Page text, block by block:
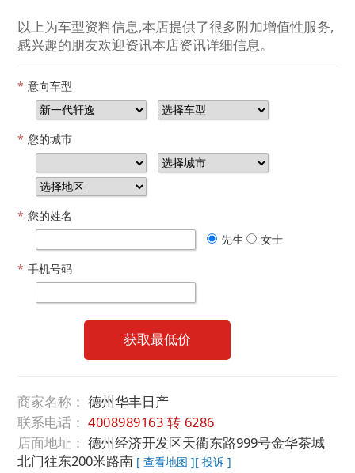
以上为车型资料信息,本店提供了很多附加增值性服务,
感兴趣的朋友欢迎资讯本店资讯详细信息。
* 意向车型
* 您的城市
* 您的姓名
先生
女士
* 手机号码
获取最低价
商家名称： 德州华丰日产
联系电话： 4008989163 转 6286
店面地址： 德州经济开发区天衢东路999号金华茶城
北门往东200米路南 [ 查看地图 ][ 投诉 ]